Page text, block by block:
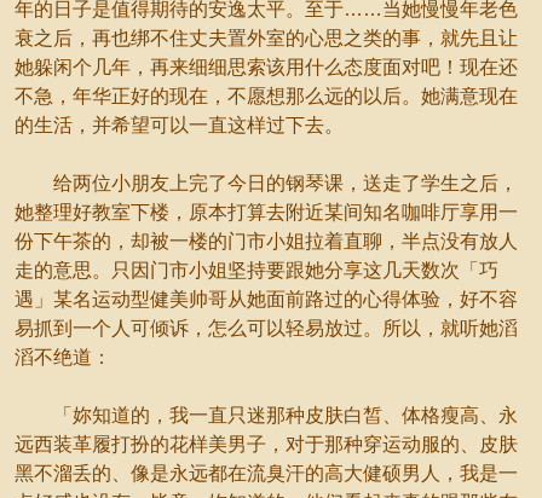
年的日子是值得期待的安逸太平。至于……当她慢慢年老色
衰之后，再也绑不住丈夫置外室的心思之类的事，就先且让
她躲闲个几年，再来细细思索该用什么态度面对吧！现在还
不急，年华正好的现在，不愿想那么远的以后。她满意现在
的生活，并希望可以一直这样过下去。
给两位小朋友上完了今日的钢琴课，送走了学生之后，
她整理好教室下楼，原本打算去附近某间知名咖啡厅享用一
份下午茶的，却被一楼的门市小姐拉着直聊，半点没有放人
走的意思。只因门市小姐坚持要跟她分享这几天数次「巧
遇」某名运动型健美帅哥从她面前路过的心得体验，好不容
易抓到一个人可倾诉，怎么可以轻易放过。所以，就听她滔
滔不绝道：
「妳知道的，我一直只迷那种皮肤白皙、体格瘦高、永
远西装革履打扮的花样美男子，对于那种穿运动服的、皮肤
黑不溜丢的、像是永远都在流臭汗的高大健硕男人，我是一